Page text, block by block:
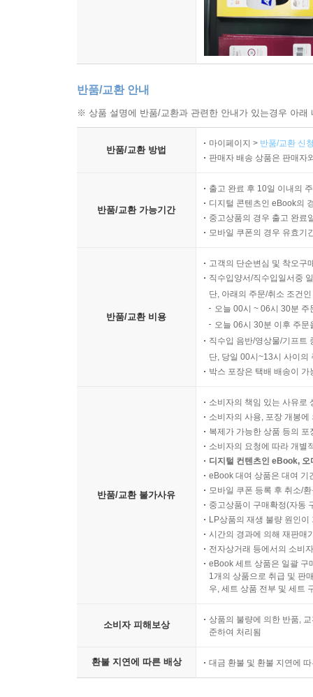
반품/교환 안내
※ 상품 설명에 반품/교환과 관련한 안내가 있는경우 아
반품/교환 방법
마이페이지 > 반품/교환 신
판매자 배송 상품은 판매자
반품/교환 가능기간
출고 완료 후 10일 이내의
디지털 콘텐츠인 eBook의
중고상품의 경우 출고 완료
모바일 쿠폰의 경우 유효기
반품/교환 비용
고객의 단순변심 및 착오구
직수입양서/직수입일서중
단, 아래의 주문/취소 조건
오늘 00시 ~ 06시 30분
오늘 06시 30분 이후 주
직수입 음반/영상물/기프트
단, 당일 00시~13시 사이의
박스 포장은 택배 배송이
반품/교환 불가사유
소비자의 책임 있는 사유로
소비자의 사용, 포장 개봉
복제가 가능한 상품 등의
소비자의 요청에 따라 개별
디지털 컨텐츠인 eBook,
eBook 대여 상품은 대여 기
모바일 쿠폰 등록 후 취소/
중고상품이 구매확정(자동
LP상품의 재생 불량 원인
시간의 경과에 의해 재판매
전자상거래 등에서의 소비
eBook 세트 상품은 일괄 구
1개의 상품으로 취급 및 판
우, 세트 상품 전부 및 세트
소비자 피해보상
상품의 불량에 의한 반품,
준하여 처리됨
환불 지연에 따른 배상 대금 환불 및 환불 지연에